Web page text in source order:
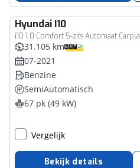
Hyundai I10
i10 1.0 Comfort 5-zits Automaat
31.105 km
07-2021
Benzine
SemiAutomatisch
67 pk (49 kW)
Vergelijk
Bekijk details